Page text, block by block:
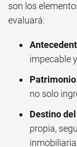
son los
evaluará:
impecable
no solo
Destino
propia,